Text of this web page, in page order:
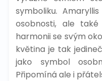
symboliku.
osobnosti, ale
harmonii se svým
květina je tak
jako symbol
Připomíná ale i